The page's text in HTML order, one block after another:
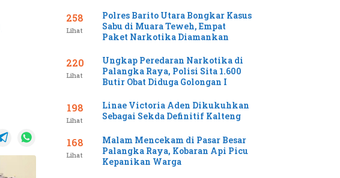
258
Lihat
Polres Barito Utara Bongkar Kasus
Sabu di Muara Teweh, Empat
Paket Narkotika Diamankan
220
Lihat
Ungkap Peredaran Narkotika di
Palangka Raya, Polisi Sita 1.600
Butir Obat Diduga Golongan I
198
Lihat
Linae Victoria Aden Dikukuhkan
Sebagai Sekda Definitif Kalteng
168
Lihat
Malam Mencekam di Pasar Besar
Palangka Raya, Kobaran Api Picu
Kepanikan Warga